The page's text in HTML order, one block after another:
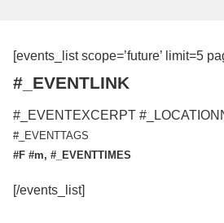
[events_list scope=’future’ limit=5
#_EVENTLINK
#_EVENTEXCERPT
#_EVENTTAGS
#F #m, #_EVENTTIMES
[/events_list]